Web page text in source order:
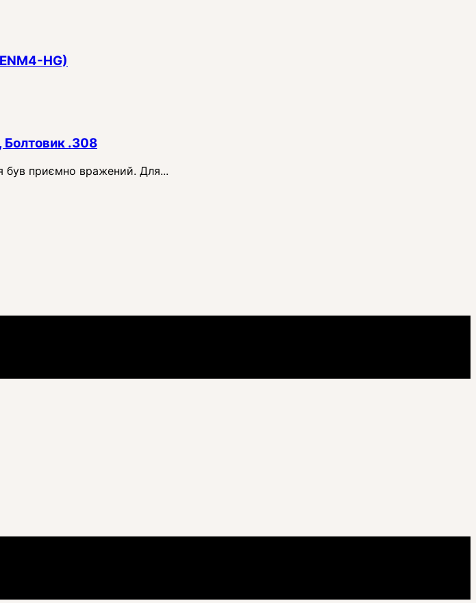
HG)
Болтовик .308
був приємно вражений. Для...